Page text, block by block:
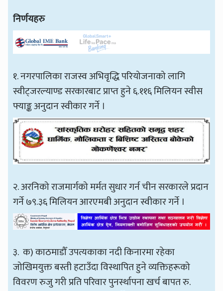
निर्णयहरु
१. नगरपालिका राजस्व अभिवृद्धि परियोजनाको लागि
स्वीट्जरल्याण्ड सरकारबाट प्राप्त हुने ६.११६ मिलियन स्वीस
फ्याङ्क अनुदान स्वीकार गर्ने ।
२. अरनिको राजमार्गको मर्मत सुधार गर्न चीन सरकारले प्रदान
गर्ने ७९.३६ मिलियन आरएमबी अनुदान स्वीकार गर्ने ।
३. क) काठमाडौँ उपत्यकाका नदी किनारमा रहेका
जोखिमयुक्त बस्ती हटाउँदा विस्थापित हुने व्यक्तिहरूको
विवरण रुजु गरी प्रति परिवार पुनर्स्थापना खर्च बापत रु.